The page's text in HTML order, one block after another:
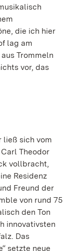
die ich hier
lag am
Trommeln
vor, das
ließ sich vom
Theodor
vollbracht,
Residenz
Freund der
von rund 75
den Ton
innovativsten
Das
setzte neue